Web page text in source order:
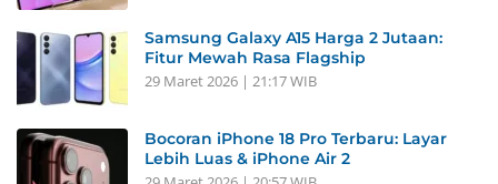
Samsung Galaxy A15 Harga 2 Jutaan:
Fitur Mewah Rasa Flagship
29 Maret 2026 | 21:17 WIB
Bocoran iPhone 18 Pro Terbaru: Layar
Lebih Luas & iPhone Air 2